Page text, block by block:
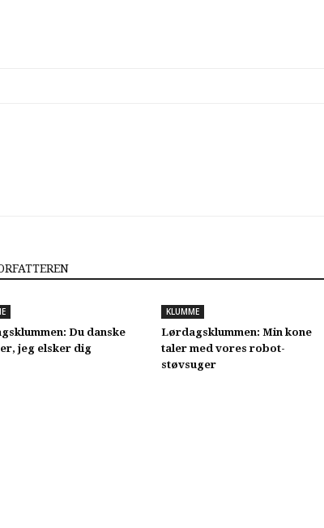
Du danske
jeg elsker dig
KLUMME
Lørdagsklummen: Min kone
taler med vores robot-
støvsuger